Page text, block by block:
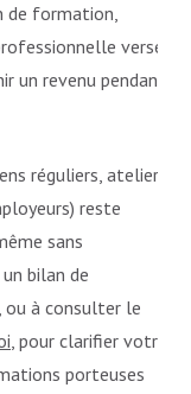
de formation,
versée
un revenu pendant
réguliers, ateliers
reste
sans
bilan de
ou à consulter le
, pour clarifier votre
porteuses